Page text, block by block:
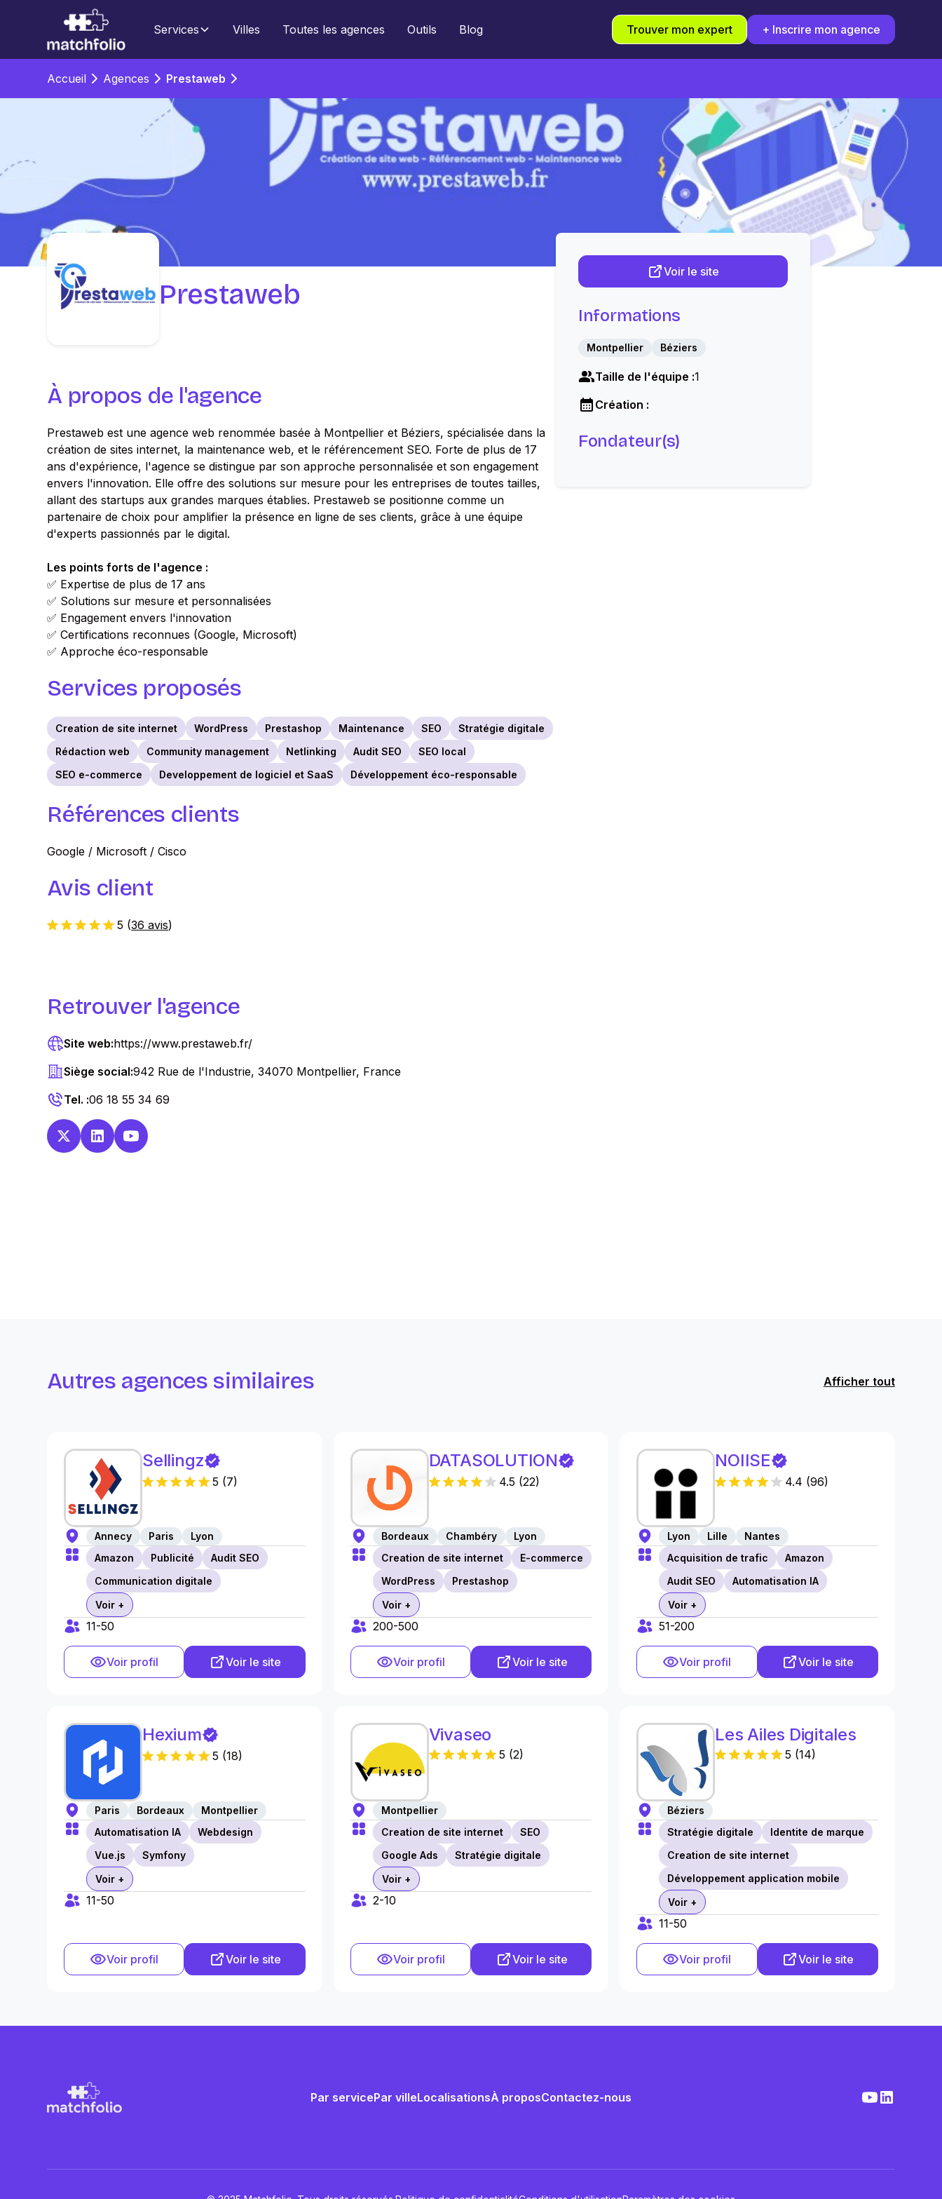
Services Villes Toutes les agences Outils Blog Trouver mon expert + Inscrire mon agence
Accueil Agences Prestaweb
Prestaweb
À propos de l'agence
Prestaweb est une agence web renommée basée à Montpellier et Béziers, spécialisée dans la
création de sites internet, la maintenance web, et le référencement SEO. Forte de plus de 17
ans d'expérience, l'agence se distingue par son approche personnalisée et son engagement
envers l'innovation. Elle offre des solutions sur mesure pour les entreprises de toutes tailles,
allant des startups aux grandes marques établies. Prestaweb se positionne comme un
partenaire de choix pour amplifier la présence en ligne de ses clients, grâce à une équipe
d'experts passionnés par le digital.
Les points forts de l'agence :
✅ Expertise de plus de 17 ans
✅ Solutions sur mesure et personnalisées
✅ Engagement envers l'innovation
✅ Certifications reconnues (Google, Microsoft)
✅ Approche éco-responsable
Services proposés
Creation de site internet WordPress Prestashop Maintenance SEO
Stratégie digitale
Rédaction web
Community management Netlinking Audit SEO
SEO local
SEO e-commerce
Developpement de logiciel et SaaS Développement éco-responsable
Références clients
Google / Microsoft / Cisco
Avis client
5 (36 avis)
Voir le site
Informations
Montpellier Béziers
Taille de l'équipe :1
Création :
Fondateur(s)
Retrouver l'agence
Site web:https://www.prestaweb.fr/
Siège social:942 Rue de l'Industrie, 34070 Montpellier, France
Tel. :06 18 55 34 69
Autres agences similaires Afficher tout
Sellingz
5 (7)
Annecy Paris
Lyon
Amazon
Publicité
Audit SEO
Communication digitale
Voir +
11-50
Voir profil Voir le site
DATASOLUTION
4.5 (22)
Bordeaux Chambéry
Lyon
Creation de site internet
E-commerce
WordPress
Prestashop
Voir +
200-500
Voir profil Voir le site
NOIISE
4.4 (96)
Lyon Lille
Nantes
Acquisition de trafic
Amazon
Audit SEO
Automatisation IA
Voir +
51-200
Voir profil Voir le site
Hexium
5 (18)
Paris Bordeaux
Montpellier
Automatisation IA
Webdesign
Vue.js
Symfony
Voir +
11-50
Voir profil Voir le site
Vivaseo
5 (2)
Montpellier
Creation de site internet
SEO
Google Ads
Stratégie digitale
Voir +
2-10
Voir profil Voir le site
Les Ailes Digitales
5 (14)
Béziers
Stratégie digitale
Identite de marque
Creation de site internet
Développement application mobile
Voir +
11-50
Voir profil Voir le site
Par servicePar villeLocalisationsÀ proposContactez-nous